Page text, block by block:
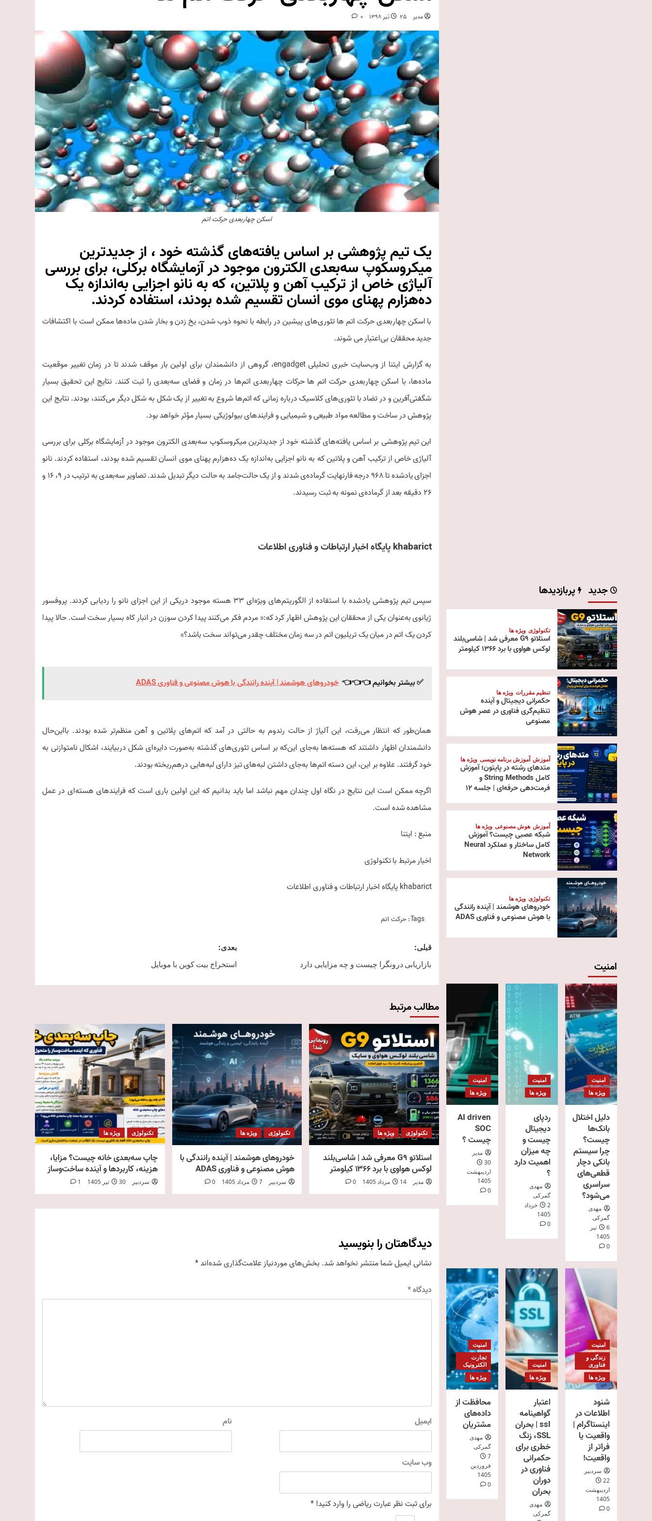
مدیر 25 تیر 1398 0
اسکن چهاربعدی حرکت اتم‌
یک تیم پژوهشی بر اساس یافته‌های گذشته خود ، از جدیدترین
میکروسکوپ سه‌بعدی الکترون موجود در آزمایشگاه برکلی، برای بررسی
آلیاژی خاص از ترکیب آهن و پلاتین، که به نانو اجزایی به‌اندازه یک
ده‌هزارم پهنای موی انسان تقسیم‌ شده بودند، استفاده کردند.
با اسکن چهاربعدی حرکت اتم ها تئوری‌های پیشین در رابطه با نحوه ذوب شدن، یخ زدن و بخار شدن ماده‌ها ممکن است با اکتشافات
جدید محققان بی‌اعتبار می شوند.
به گزارش ایتنا از وب‌سایت خبری تحلیلیengadget، گروهی از دانشمندان برای اولین بار موقف شدند تا در زمان تغییر موقعیت
ماده‌ها، با اسکن چهاربعدی حرکت اتم ها حرکات چهاربعدی ‌اتم‌ها در زمان و فضای سه‌بعدی را ثبت کنند. نتایج این تحقیق بسیار
شگفتی‌آفرین و در تضاد با تئوری‌های کلاسیک درباره زمانی که اتم‌ها شروع به تغییر از یک ‌شکل به شکل دیگر می‌کنند، بودند. نتایج این
پژوهش در ساخت و مطالعه مواد طبیعی و شیمیایی و فرایندهای بیولوژیکی بسیار مؤثر خواهد بود.
این تیم پژوهشی بر اساس یافته‌های گذشته خود از جدیدترین میکروسکوپ سه‌بعدی الکترون موجود در آزمایشگاه برکلی برای بررسی
آلیاژی خاص از ترکیب آهن و پلاتین که به نانو اجزایی به‌اندازه یک ده‌هزارم پهنای موی انسان تقسیم‌ شده بودند، استفاده کردند. نانو
اجزای یادشده تا 968 درجه فارنهایت گرماده‌ی شدند و از یک حالت‌جامد به حالت دیگر تبدیل شدند. تصاویر سه‌بعدی به ترتیب در 9، 16 و
26 دقیقه بعد از گرماده‌ی نمونه به ثبت رسیدند.
khabarict پایگاه اخبار ارتباطات و فناوری اطلاعات
سپس تیم پژوهشی یادشده با استفاده از الگوریتم‌های ویژه‌ای 33 هسته موجود دریکی از این اجزای نانو را ردیابی کردند. پروفسور
ژیانوی به‌عنوان یکی از محققان این پژوهش اظهار کرد که:« مردم فکر می‌کنند پیدا کردن سوزن در انبار کاه بسیار سخت است. حالا پیدا
کردن یک اتم در میان یک تریلیون اتم در سه زمان مختلف چقدر می‌تواند سخت باشد؟»
✅ بیشتر بخوانیم 👈👈👈 خودروهای هوشمند | آینده رانندگی با هوش مصنوعی و فناوری ADAS
همان‌طور که انتظار می‌رفت، این آلیاژ از حالت رندوم به حالتی در آمد که اتم‌های پلاتین و آهن منظم‌تر شده بودند. بااین‌حال
دانشمندان اظهار داشتند که هسته‌ها به‌جای این‌که بر اساس تئوری‌های گذشته به‌صورت دایره‌ای شکل دربیایند، اشکال نامتوازنی به
خود گرفتند. علاوه بر این، این دسته اتم‌ها به‌جای داشتن لبه‌های تیز دارای لبه‌هایی درهم‌ریخته بودند.
اگرچه ممکن است این نتایج در نگاه اول چندان مهم نباشد اما باید بدانیم که این اولین باری است که فرایندهای هسته‌ای در عمل
مشاهده شده است.
منبع : ایتنا
اخبار مرتبط با تکنولوژی
khabarict پایگاه اخبار ارتباطات و فناوری اطلاعات
Tags: حرکت اتم
Post
navigation
قبلی:
بازاریابی درونگرا چیست و چه مزایایی دارد
بعدی:
استخراج بیت کوین با موبایل
مطالب مرتبط
تکنولوژی ویژه ها
استلاتو G9 معرفی شد | شاسی‌بلند
لوکس هواوی با برد ۱۳۶۶ کیلومتر
مدیر 14 مرداد 1405 0
تکنولوژی ویژه ها
خودروهای هوشمند | آینده رانندگی با
هوش مصنوعی و فناوری ADAS
سردبیر 7 مرداد 1405 0
تکنولوژی ویژه ها
چاپ سه‌بعدی خانه چیست؟ مزایا،
هزینه، کاربردها و آینده ساخت‌وساز
سردبیر 30 تیر 1405 1
دیدگاهتان را بنویسید
نشانی ایمیل شما منتشر نخواهد شد. بخش‌های موردنیاز علامت‌گذاری شده‌اند*
دیدگاه*
نام ایمیل
وب‌ سایت
برای ثبت نظر عبارت ریاضی را وارد کنید!*
جدید پربازدیدها
تکنولوژی ویژه ها
استلاتو G9 معرفی شد | شاسی‌بلند
لوکس هواوی با برد ۱۳۶۶ کیلومتر
تنظیم مقررات ویژه ها
حکمرانی دیجیتال و آینده
تنظیم‌گری فناوری در عصر هوش
مصنوعی
آموزش آموزش برنامه نویسی ویژه ها
متدهای رشته در پایتون؛ آموزش
کامل String Methods و
فرمت‌دهی حرفه‌ای | جلسه ۱۲
آموزش هوش مصنوعی ویژه ها
شبکه عصبی چیست؟ آموزش
کامل ساختار و عملکرد Neural
Network
تکنولوژی ویژه ها
خودروهای هوشمند | آینده رانندگی
با هوش مصنوعی و فناوری ADAS
امنیت
امنیت
ویژه ها
دلیل اختلال
بانک‌ها
چیست؟
چرا سیستم
بانکی دچار
قطعی‌های
سراسری
می‌شود؟
مهدی
گمرکی
6 تیر
1405
0
امنیت
ویژه ها
ردپای
دیجیتال
چیست و
چه میزان
اهمیت دارد
؟
مهدی
گمرکی
2 خرداد
1405
0
امنیت
ویژه ها
AI driven
SOC
چیست ؟
مدیر
30
اردیبهشت
1405
0
امنیت
زندگی و
فناوری
ویژه ها
شنود
اطلاعات در
اینستاگرام |
واقعیت یا
فراتر از
واقعیت!
سردبیر
22
اردیبهشت
1405
0
امنیت
ویژه ها
اعتبار
گواهینامه
ssl | بحران
SSL، زنگ
خطری برای
حکمرانی
فناوری در
دوران
بحران
مهدی
گمرکی
امنیت
تجارت
الکترونیک
ویژه ها
محافظت از
داده‌های
مشتریان
مهدی
گمرکی
7
فروردین
1405
0